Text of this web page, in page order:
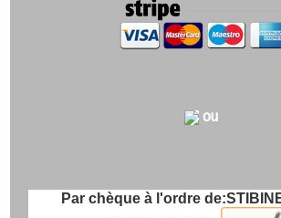
ou
Par chèque à l'ordre de: